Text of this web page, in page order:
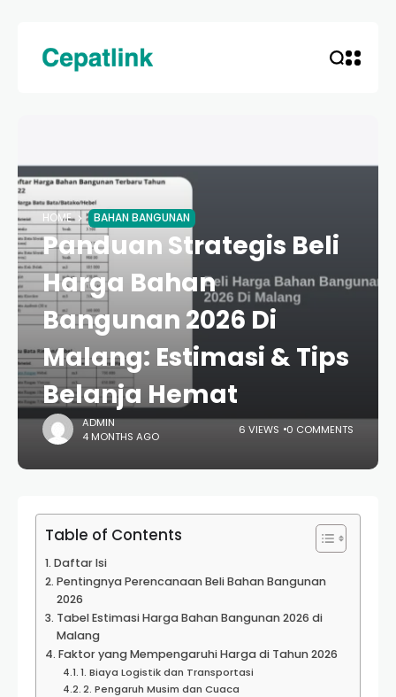
HOME BAHAN BANGUNAN
Panduan Strategis Beli
Harga Bahan
Bangunan 2026 Di
Malang: Estimasi & Tips
Belanja Hemat
ADMIN
4 MONTHS AGO
6 VIEWS 0 COMMENTS
Table of Contents
Daftar Isi
Pentingnya Perencanaan Beli Bahan Bangunan
2026
Tabel Estimasi Harga Bahan Bangunan 2026 di
Malang
Faktor yang Mempengaruhi Harga di Tahun 2026
1. Biaya Logistik dan Transportasi
2. Pengaruh Musim dan Cuaca